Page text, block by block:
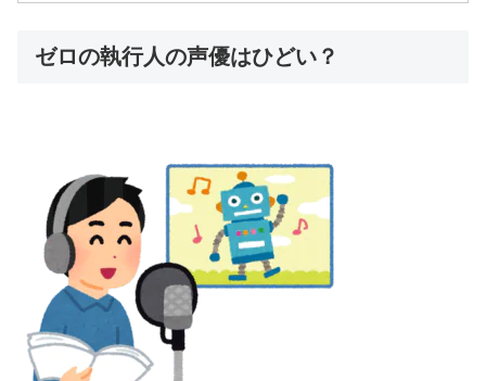
ゼロの執行人の声優はひどい？